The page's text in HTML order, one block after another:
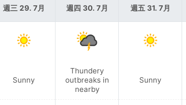
週三 29. 7月
Sunny
週四 30. 7月
Thundery
outbreaks in
nearby
週五 31. 7月
Sunny